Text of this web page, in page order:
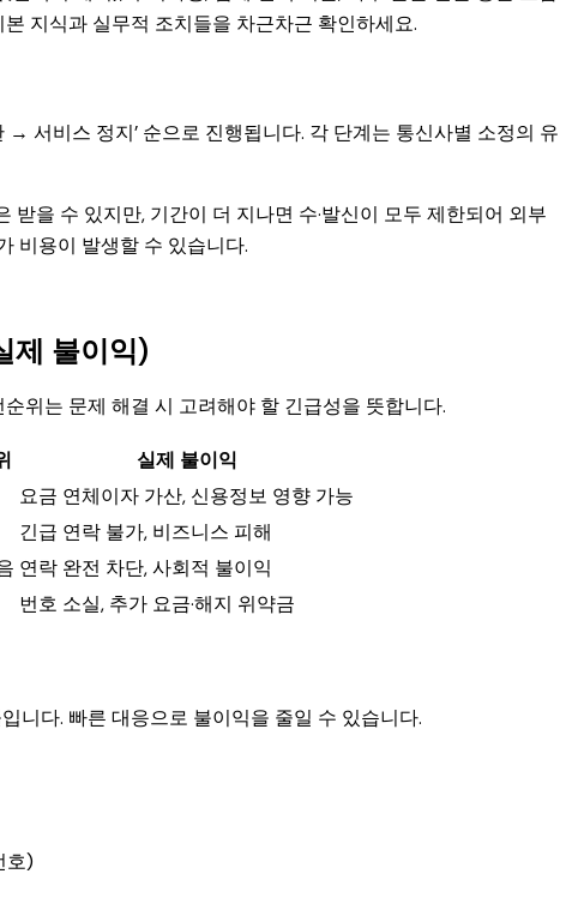
지식과 실무적 조치들을 차근차근 확인하세요.
서비스 정지’ 순으로 진행됩니다. 각 단계는 통신사별 소정의 유
을 수 있지만, 기간이 더 지나면 수·발신이 모두 제한되어 외부
비용이 발생할 수 있습니다.
제 불이익)
위는 문제 해결 시 고려해야 할 긴급성을 뜻합니다.
실제 불이익
요금 연체이자 가산, 신용정보 영향 가능
긴급 연락 불가, 비즈니스 피해
연락 완전 차단, 사회적 불이익
번호 소실, 추가 요금·해지 위약금
니다. 빠른 대응으로 불이익을 줄일 수 있습니다.
호)